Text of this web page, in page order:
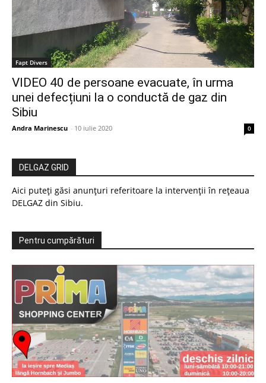
Fapt Divers
VIDEO 40 de persoane evacuate, în urma
unei defecțiuni la o conductă de gaz din
Sibiu
Andra Marinescu - 10 iulie 2020 0
DELGAZ GRID
Aici puteți găsi anunțuri referitoare la intervenții în rețeaua
DELGAZ din Sibiu.
Pentru cumpărături